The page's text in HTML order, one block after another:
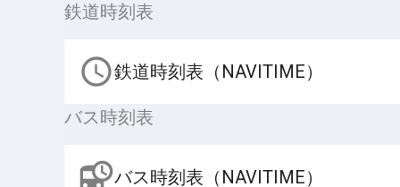
鉄道時刻表
鉄道時刻表（NAVITIME）
バス時刻表
バス時刻表（NAVITIME）